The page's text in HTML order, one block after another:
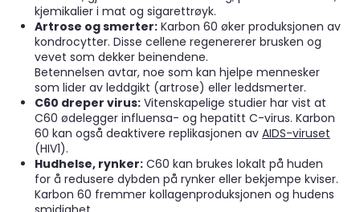
kjemikalier i mat og sigarettrøyk.
Artrose og smerter: Karbon 60 øker produksjonen av
kondrocytter. Disse cellene regenererer brusken og
vevet som dekker beinendene.
Betennelsen avtar, noe som kan hjelpe mennesker
som lider av leddgikt (artrose) eller leddsmerter.
C60 dreper virus: Vitenskapelige studier har vist at
C60 ødelegger influensa- og hepatitt C-virus. Karbon
60 kan også deaktivere replikasjonen av AIDS-viruset
(HIV1).
Hudhelse, rynker: C60 kan brukes lokalt på huden
for å redusere dybden på rynker eller bekjempe kviser.
Karbon 60 fremmer kollagenproduksjonen og hudens